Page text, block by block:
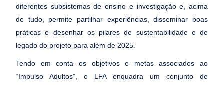
diferentes subsistemas de ensino e investigação e, acima
de tudo, permite partilhar experiências, disseminar boas
práticas e desenhar os pilares de sustentabilidade e de
legado do projeto para além de 2025.
Tendo em conta os objetivos e metas associados ao
“Impulso Adultos”, o LFA enquadra um conjunto de